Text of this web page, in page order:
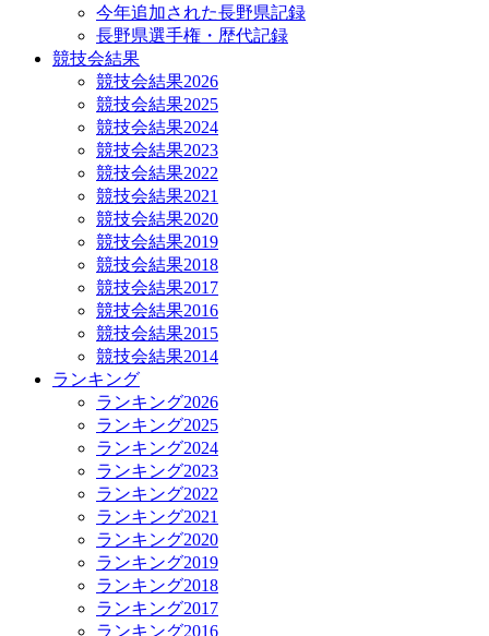
今年追加された長野県記録
長野県選手権・歴代記録
競技会結果
競技会結果2026
競技会結果2025
競技会結果2024
競技会結果2023
競技会結果2022
競技会結果2021
競技会結果2020
競技会結果2019
競技会結果2018
競技会結果2017
競技会結果2016
競技会結果2015
競技会結果2014
ランキング
ランキング2026
ランキング2025
ランキング2024
ランキング2023
ランキング2022
ランキング2021
ランキング2020
ランキング2019
ランキング2018
ランキング2017
ランキング2016